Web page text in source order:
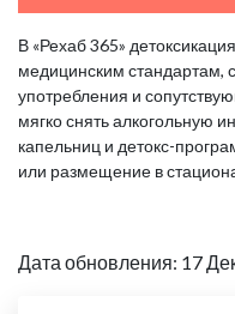
В «Рехаб 365»
медицинским стандартам,
употребления и
мягко снять алкогольную
капельниц и детокс-
или размещение в
Дата обновления: 17